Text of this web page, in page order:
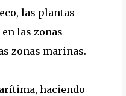
las plantas
las zonas
zonas marinas.
haciendo